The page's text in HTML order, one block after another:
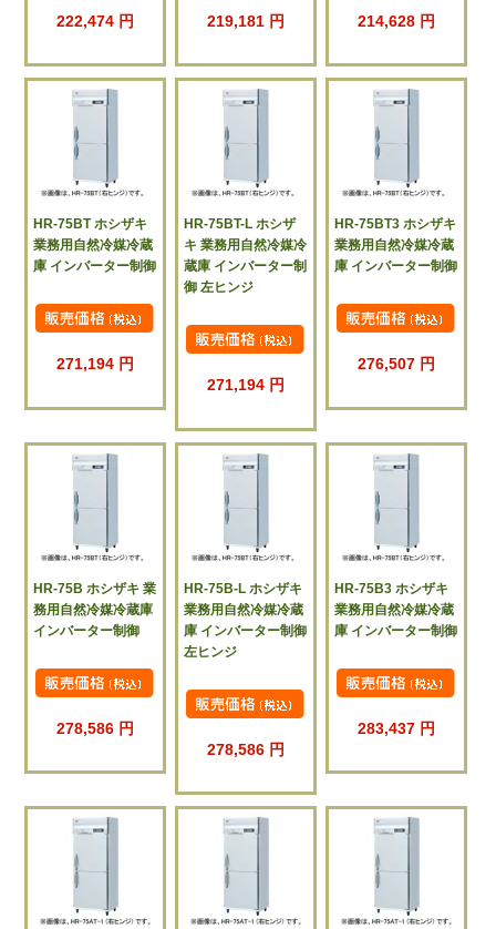
222,474 円 219,181 円 214,628 円
HR-75BT ホシザキ
業務用自然冷媒冷蔵
庫 インバーター制御
271,194 円
HR-75BT-L ホシザ
キ 業務用自然冷媒冷
蔵庫 インバーター制
御 左ヒンジ
271,194 円
HR-75BT3 ホシザキ
業務用自然冷媒冷蔵
庫 インバーター制御
276,507 円
HR-75B ホシザキ 業
務用自然冷媒冷蔵庫
インバーター制御
278,586 円
HR-75B-L ホシザキ
業務用自然冷媒冷蔵
庫 インバーター制御
左ヒンジ
278,586 円
HR-75B3 ホシザキ
業務用自然冷媒冷蔵
庫 インバーター制御
283,437 円